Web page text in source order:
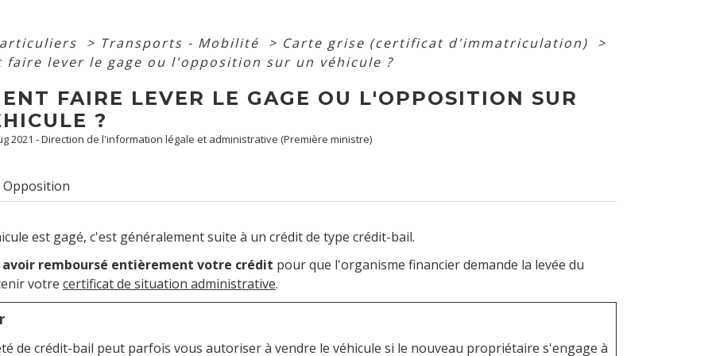
> Transports - Mobilité > Carte grise (certificat d'immatriculation)
>
faire lever le gage ou l'opposition sur un véhicule ?
FAIRE LEVER LE GAGE OU L'OPPOSITION SUR
?
2021 - Direction de l'information légale et administrative (Première ministre)
Opposition
est gagé, c'est généralement suite à un crédit de type crédit-bail.
avoir remboursé entièrement votre crédit pour que l'organisme financier demande la levée du
votre certificat de situation administrative.
de crédit-bail peut parfois vous autoriser à vendre le véhicule si le nouveau propriétaire s'engage à